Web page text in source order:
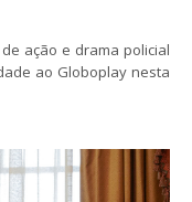
ação e drama policial
ao Globoplay nesta